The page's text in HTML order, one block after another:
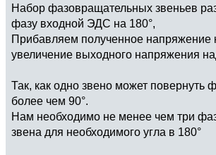
Набор фазовращательных звеньев
фазу входной ЭДС на 180°,
Прибавляем полученное напряжение
увеличение выходного напряжения
Так, как одно звено может повернуть
более чем 90°.
Нам необходимо не менее чем три
звена для необходимого угла в 180°